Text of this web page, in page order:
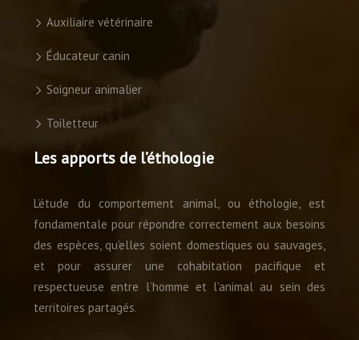
Auxiliaire vétérinaire
Éducateur canin
Soigneur animalier
Toiletteur
Les apports de l’éthologie
L’étude du comportement animal, ou éthologie, est
fondamentale pour répondre correctement aux besoins
des espèces, qu’elles soient domestiques ou sauvages,
et pour assurer une cohabitation pacifique et
respectueuse entre l’homme et l’animal au sein des
territoires partagés.